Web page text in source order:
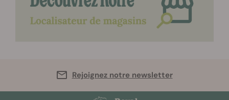
Rejoignez notre newsletter